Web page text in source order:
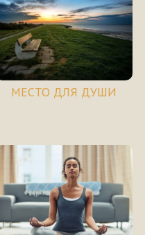
МЕСТО ДЛЯ ДУШИ